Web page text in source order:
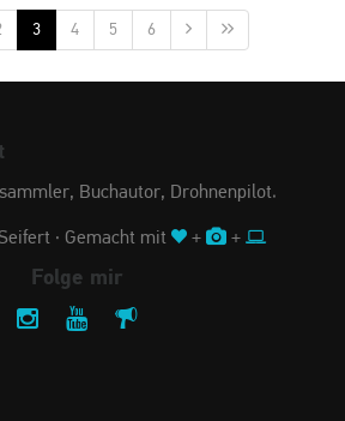
3 4 5 6
Buchautor, Drohnenpilot.
· Gemacht mit + +
Folge mir